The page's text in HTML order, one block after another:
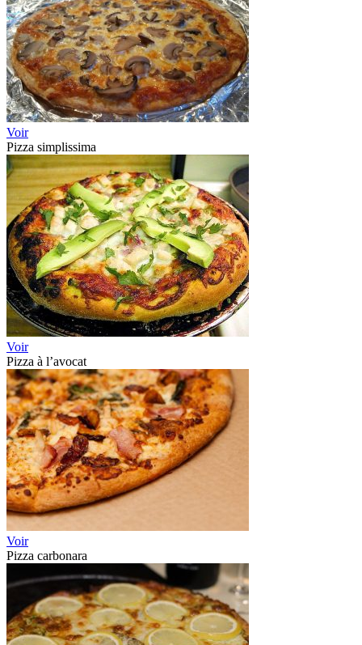
Voir
Pizza simplissima
Voir
Pizza à l’avocat
Voir
Pizza carbonara